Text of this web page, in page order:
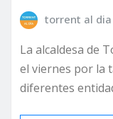
torrent al dia
La alcaldesa de
el viernes por la
diferentes